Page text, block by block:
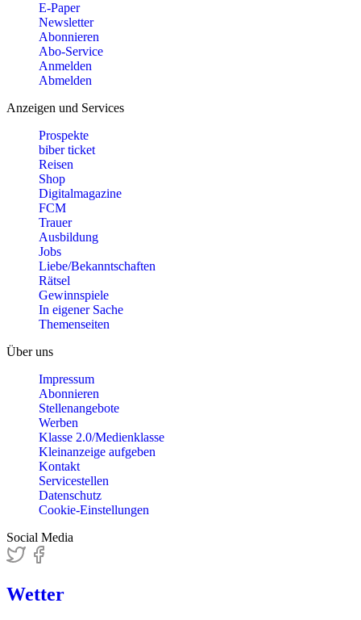
E-Paper
Newsletter
Abonnieren
Abo-Service
Anmelden
Abmelden
Anzeigen und Services
Prospekte
biber ticket
Reisen
Shop
Digitalmagazine
FCM
Trauer
Ausbildung
Jobs
Liebe/Bekanntschaften
Rätsel
Gewinnspiele
In eigener Sache
Themenseiten
Über uns
Impressum
Abonnieren
Stellenangebote
Werben
Klasse 2.0/Medienklasse
Kleinanzeige aufgeben
Kontakt
Servicestellen
Datenschutz
Cookie-Einstellungen
Social Media
Wetter